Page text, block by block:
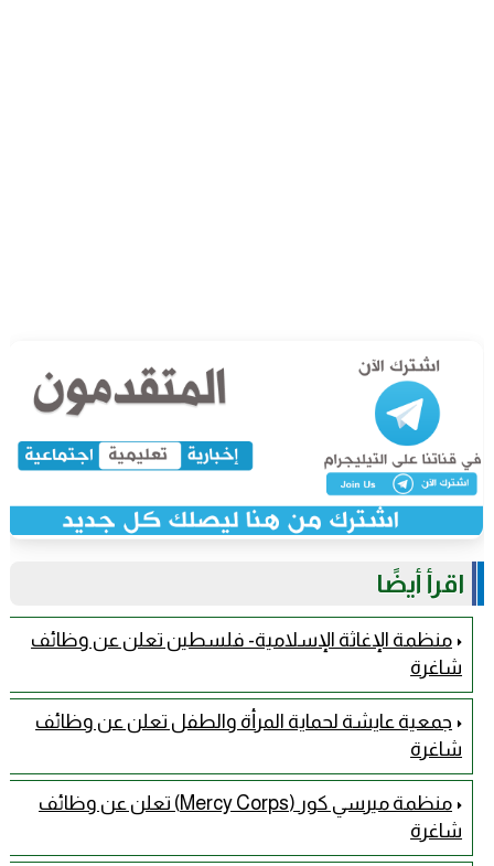
اقرأ أيضًا
منظمة الإغاثة الإسلامية- فلسطين تعلن عن وظائف
شاغرة
جمعية عايشة لحماية المرأة والطفل تعلن عن وظائف
شاغرة
منظمة ميرسي كور (Mercy Corps) تعلن عن وظائف
شاغرة